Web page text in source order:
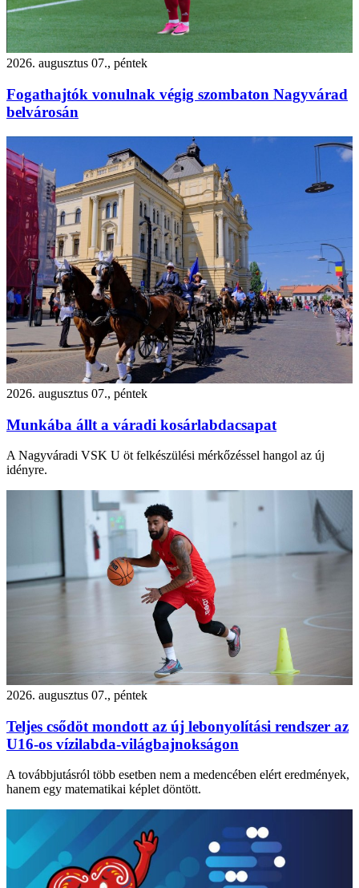
2026. augusztus 07., péntek
Fogathajtók vonulnak végig szombaton Nagyvárad
belvárosán
2026. augusztus 07., péntek
Munkába állt a váradi kosárlabdacsapat
A Nagyváradi VSK U öt felkészülési mérkőzéssel hangol az új
idényre.
2026. augusztus 07., péntek
Teljes csődöt mondott az új lebonyolítási rendszer az
U16-os vízilabda-világbajnokságon
A továbbjutásról több esetben nem a medencében elért eredmények,
hanem egy matematikai képlet döntött.